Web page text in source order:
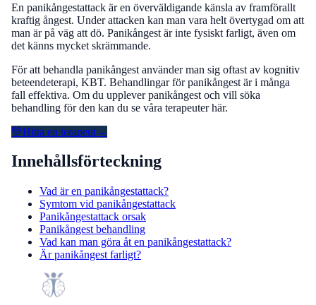
En panikångestattack är en överväldigande känsla av framförallt
kraftig ångest. Under attacken kan man vara helt övertygad om att
man är på väg att dö. Panikångest är inte fysiskt farligt, även om
det känns mycket skrämmande.
För att behandla panikångest använder man sig oftast av kognitiv
beteendeterapi, KBT. Behandlingar för panikångest är i många
fall effektiva. Om du upplever panikångest och vill söka
behandling för den kan du se våra terapeuter här.
💚Hitta en terapeut→
Innehållsförteckning
Vad är en panikångestattack?
Symtom vid panikångestattack
Panikångestattack orsak
Panikångest behandling
Vad kan man göra åt en panikångestattack?
Är panikångest farligt?